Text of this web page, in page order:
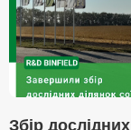
Збір дослідних